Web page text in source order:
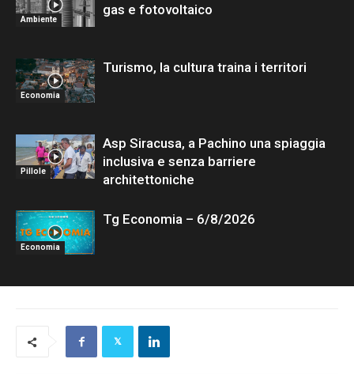
Ambiente
gas e fotovoltaico
Economia
Turismo, la cultura traina i territori
Pillole
Asp Siracusa, a Pachino una spiaggia
inclusiva e senza barriere
architettoniche
Economia
Tg Economia – 6/8/2026